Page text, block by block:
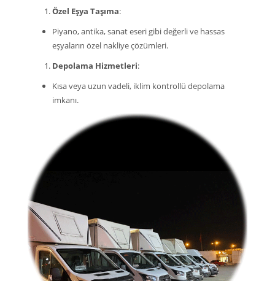
Özel Eşya Taşıma:
Piyano, antika, sanat eseri gibi değerli ve hassas
eşyaların özel nakliye çözümleri.
Depolama Hizmetleri:
Kısa veya uzun vadeli, iklim kontrollü depolama
imkanı.